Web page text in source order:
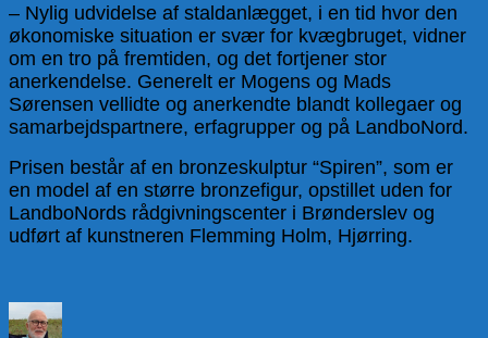
– Nylig udvidelse af staldanlægget, i en tid hvor den
økonomiske situation er svær for kvægbruget, vidner
om en tro på fremtiden, og det fortjener stor
anerkendelse. Generelt er Mogens og Mads
Sørensen vellidte og anerkendte blandt kollegaer og
samarbejdspartnere, erfagrupper og på LandboNord.
Prisen består af en bronzeskulptur “Spiren”, som er
en model af en større bronzefigur, opstillet uden for
LandboNords rådgivningscenter i Brønderslev og
udført af kunstneren Flemming Holm, Hjørring.